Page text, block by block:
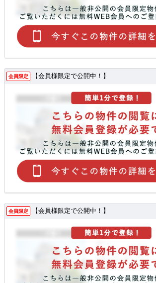
会員限定 【会員様限定で公開中！】
会員限定 【会員様限定で公開中！】